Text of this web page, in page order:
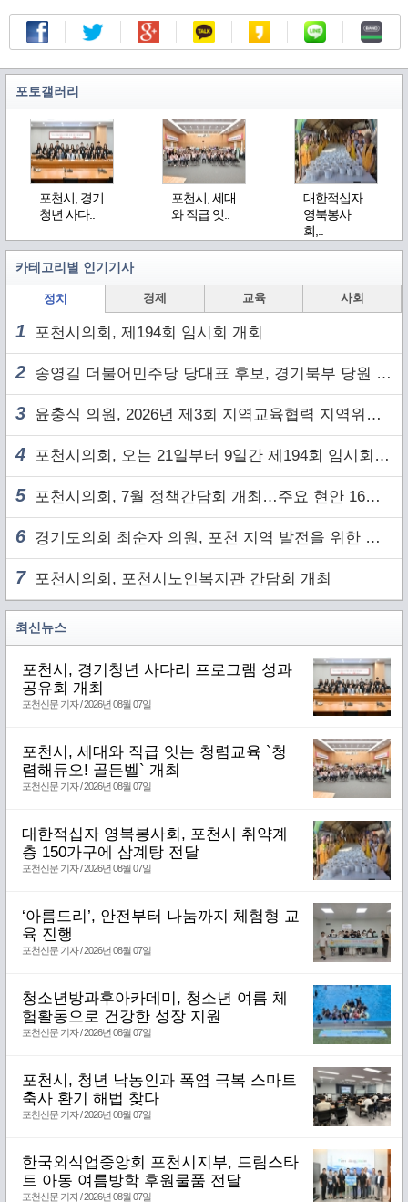
포토갤러리
포천시, 경기
청년 사다..
포천시, 세대
와 직급 잇..
대한적십자
영북봉사
회,..
카테고리별 인기기사
정치 경제 교육 사회
1 포천시의회, 제194회 임시회 개회
2 송영길 더불어민주당 당대표 후보, 경기북부 당원 및 2030 세대와 ‘소통 행보’
3 윤충식 의원, 2026년 제3회 지역교육협력 지역위원회 주재
4 포천시의회, 오는 21일부터 9일간 제194회 임시회 개회
5 포천시의회, 7월 정책간담회 개최…주요 현안 16건 점검
6 경기도의회 최순자 의원, 포천 지역 발전을 위한 정담회 개최
7포천시의회, 포천시노인복지관 간담회 개최
최신뉴스
포천시, 경기청년 사다리 프로그램 성과
공유회 개최
포천신문 기자 / 2026년 08월 07일
포천시, 세대와 직급 잇는 청렴교육 `청
렴해듀오! 골든벨` 개최
포천신문 기자 / 2026년 08월 07일
대한적십자 영북봉사회, 포천시 취약계
층 150가구에 삼계탕 전달
포천신문 기자 / 2026년 08월 07일
‘아름드리’, 안전부터 나눔까지 체험형 교
육 진행
포천신문 기자 / 2026년 08월 07일
청소년방과후아카데미, 청소년 여름 체
험활동으로 건강한 성장 지원
포천신문 기자 / 2026년 08월 07일
포천시, 청년 낙농인과 폭염 극복 스마트
축사 환기 해법 찾다
포천신문 기자 / 2026년 08월 07일
한국외식업중앙회 포천시지부, 드림스타
트 아동 여름방학 후원물품 전달
포천신문 기자 / 2026년 08월 07일